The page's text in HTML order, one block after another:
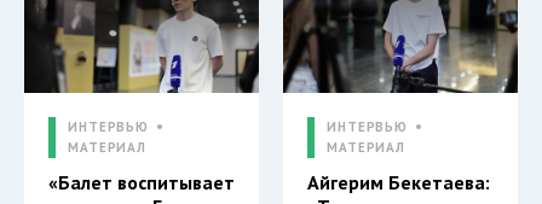
ИНТЕРВЬЮ
МАТЕРИАЛ
«Балет воспитывает
ИНТЕРВЬЮ
МАТЕРИАЛ
Айгерим Бекетаева: